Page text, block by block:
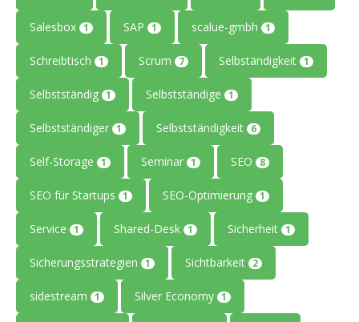
Salesbox 1 SAP 1 scalue-gmbh 1
Schreibtisch 1 Scrum 7 Selbständigkeit 1
Selbstständig 1 Selbstständige 1
Selbstständiger 1 Selbstständigkeit 6
Self-Storage 1 Seminar 1 SEO 8
SEO für Startups 1 SEO-Optimierung 1
Service 1 Shared-Desk 1 Sicherheit 1
Sicherungsstrategien 1 Sichtbarkeit 2
sidestream 1 Silver Economy 1